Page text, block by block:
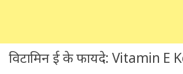
विटामिन ई के फायदे: Vitamin E